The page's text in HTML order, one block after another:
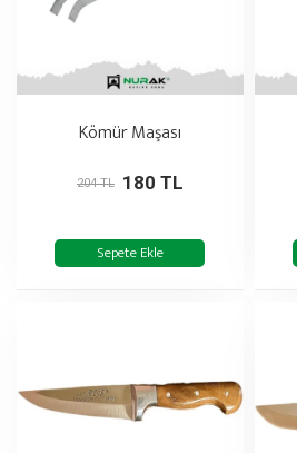
Kömür Maşası
180 TL
204 TL
Sepete Ekle